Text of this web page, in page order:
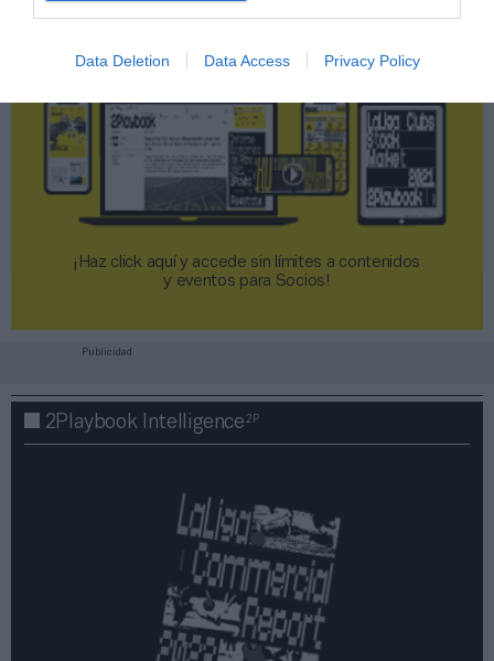
Data Deletion Data Access Privacy Policy
¡Haz click aquí y accede sin límites a contenidos
y eventos para Socios!​​​​​​​
Publicidad
2Playbook Intelligence2P